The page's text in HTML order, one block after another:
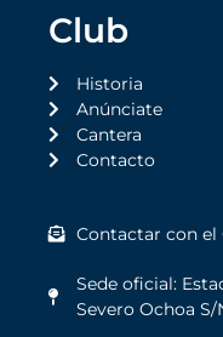
Club
Historia
Anúnciate
Cantera
Contacto
Contactar con el
Sede oficial:
Severo Ochoa